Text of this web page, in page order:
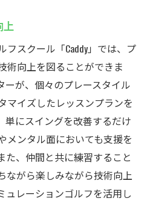
上
スクール「Caddy」では、プ
術向上を図ることができま
ーが、個々のプレースタイル
マイズしたレッスンプランを
単にスイングを改善するだけ
メンタル面においても支援を
た、仲間と共に練習すること
ながら楽しみながら技術向上
ュレーションゴルフを活用し